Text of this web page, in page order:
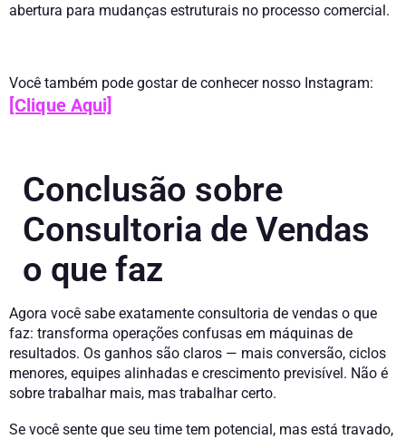
abertura para mudanças estruturais no processo comercial.
Você também pode gostar de conhecer nosso Instagram:
[Clique Aqui]
Conclusão sobre
Consultoria de Vendas
o que faz
Agora você sabe exatamente consultoria de vendas o que
faz: transforma operações confusas em máquinas de
resultados. Os ganhos são claros — mais conversão, ciclos
menores, equipes alinhadas e crescimento previsível. Não é
sobre trabalhar mais, mas trabalhar certo.
Se você sente que seu time tem potencial, mas está travado,